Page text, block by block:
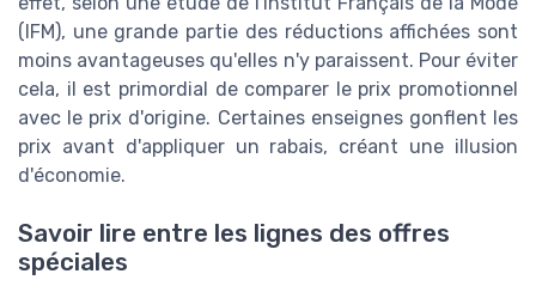
(IFM), une grande partie des réductions affichées sont
moins avantageuses qu'elles n'y paraissent. Pour éviter
cela, il est primordial de comparer le prix promotionnel
avec le prix d'origine. Certaines enseignes gonflent les
prix avant d'appliquer un rabais, créant une illusion
d'économie.
Savoir lire entre les lignes des offres
spéciales